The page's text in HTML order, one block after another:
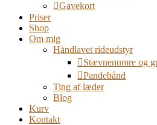
Gavekort
Priser
Shop
Om mig
Håndlavet rideudstyr
Stævnenumre og
Pandebånd
Ting af læder
Blog
Kurv
Kontakt